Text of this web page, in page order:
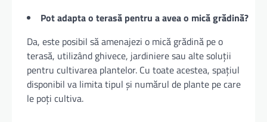
Pot adapta o terasă pentru a avea o mică grădină?
Da, este posibil să amenajezi o mică grădină pe o
terasă, utilizând ghivece, jardiniere sau alte soluții
pentru cultivarea plantelor. Cu toate acestea, spațiul
disponibil va limita tipul și numărul de plante pe care
le poți cultiva.